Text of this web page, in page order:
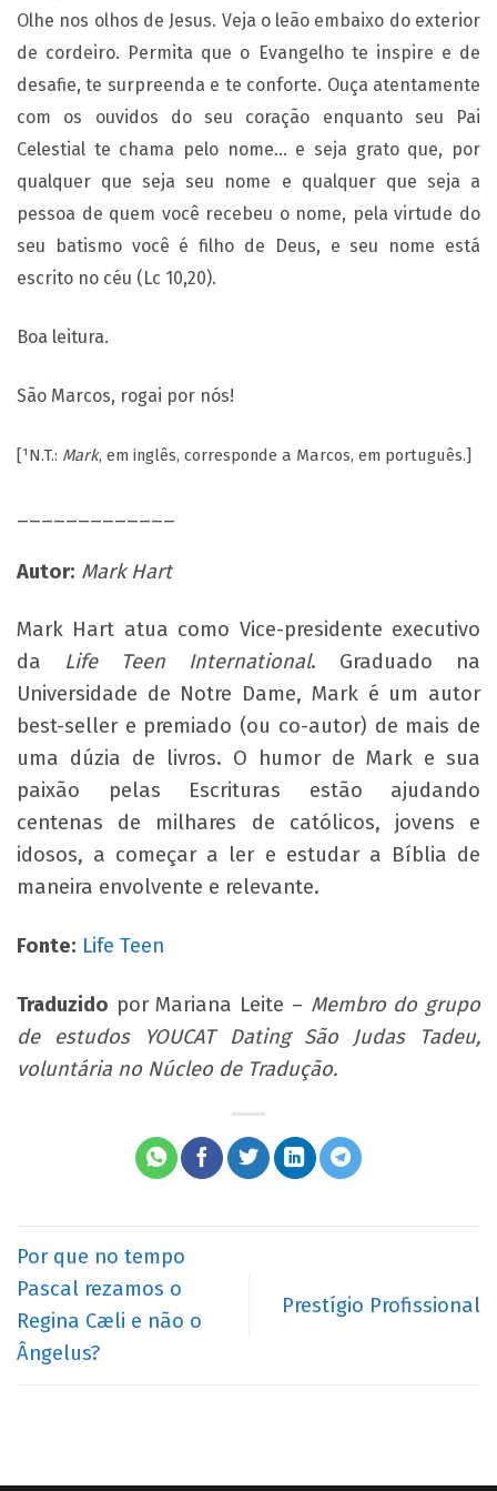
Olhe nos olhos de Jesus. Veja o leão embaixo do exterior
de cordeiro. Permita que o Evangelho te inspire e de
desafie, te surpreenda e te conforte. Ouça atentamente
com os ouvidos do seu coração enquanto seu Pai
Celestial te chama pelo nome… e seja grato que, por
qualquer que seja seu nome e qualquer que seja a
pessoa de quem você recebeu o nome, pela virtude do
seu batismo você é filho de Deus, e seu nome está
escrito no céu (Lc 10,20).
Boa leitura.
São Marcos, rogai por nós!
[¹N.T.: Mark, em inglês, corresponde a Marcos, em português.]
Autor: Mark Hart
Mark Hart atua como Vice-presidente executivo
da Life Teen International. Graduado na
Universidade de Notre Dame, Mark é um autor
best-seller e premiado (ou co-autor) de mais de
uma dúzia de livros. O humor de Mark e sua
paixão pelas Escrituras estão ajudando
centenas de milhares de católicos, jovens e
idosos, a começar a ler e estudar a Bíblia de
maneira envolvente e relevante.
Fonte: Life Teen
Traduzido por Mariana Leite – Membro do grupo
de estudos YOUCAT Dating São Judas Tadeu,
voluntária no Núcleo de Tradução.
Por que no tempo
Pascal rezamos o
Regina Cæli e não o
Ângelus?
Prestígio Profissional